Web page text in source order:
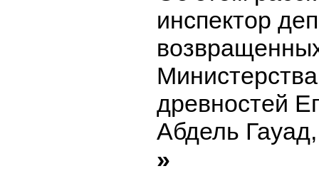
инспектор
древностей
Абдель
»